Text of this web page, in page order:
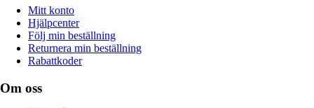
Mitt konto
Hjälpcenter
Följ min beställning
Returnera min beställning
Rabattkoder
Om oss